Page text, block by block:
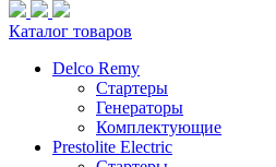
Каталог товаров
Delco Remy
Стартеры
Генераторы
Комплектующие
Prestolite Electric